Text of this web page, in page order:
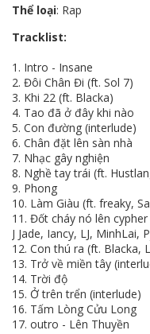
Thể loại: Rap
Tracklist:
1. Intro - Insane
2. Đôi Chân Đi (ft. Sol 7)
3. Khi 22 (ft. Blacka)
4. Tao đã ở đây khi nào
5. Con đường (interlude)
6. Chân đặt lên sàn nhà
7. Nhạc gây nghiện
8. Nghề tay trái (ft.
9. Phong
10. Làm Giàu (ft. freaky,
11. Đốt cháy nó lên
J Jade, Iancy, LJ, MinhLai,
12. Con thú ra (ft. Blacka,
13. Trở về miền tây
14. Trời độ
15. Ở trên trển (interlude)
16. Tấm Lòng Cửu Long
17. outro - Lên Thuyền